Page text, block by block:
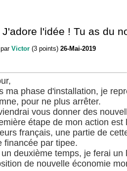
J'adore l'idée ! Tu as du
par Victor (3 points) 26-Mai-2019
ma phase d'installation, je
pour ne plus arrêter.
vous donner des
étape de mon action
français, une partie de
financée par tipee.
deuxième temps, je ferai
de nouvelle économie